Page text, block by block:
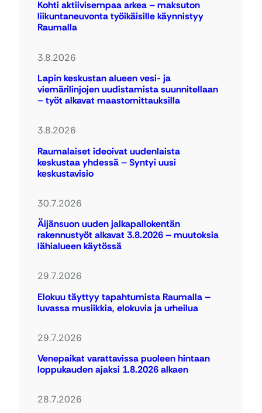
Kohti aktiivisempaa arkea – maksuton
liikuntaneuvonta työikäisille käynnistyy
Raumalla
3.8.2026
Lapin keskustan alueen vesi- ja
viemärilinjojen uudistamista suunnitellaan
– työt alkavat maastomittauksilla
3.8.2026
Raumalaiset ideoivat uudenlaista
keskustaa yhdessä – Syntyi uusi
keskustavisio
30.7.2026
Äijänsuon uuden jalkapallokentän
rakennustyöt alkavat 3.8.2026 – muutoksia
lähialueen käytössä
29.7.2026
Elokuu täyttyy tapahtumista Raumalla –
luvassa musiikkia, elokuvia ja urheilua
29.7.2026
Venepaikat varattavissa puoleen hintaan
loppukauden ajaksi 1.8.2026 alkaen
28.7.2026